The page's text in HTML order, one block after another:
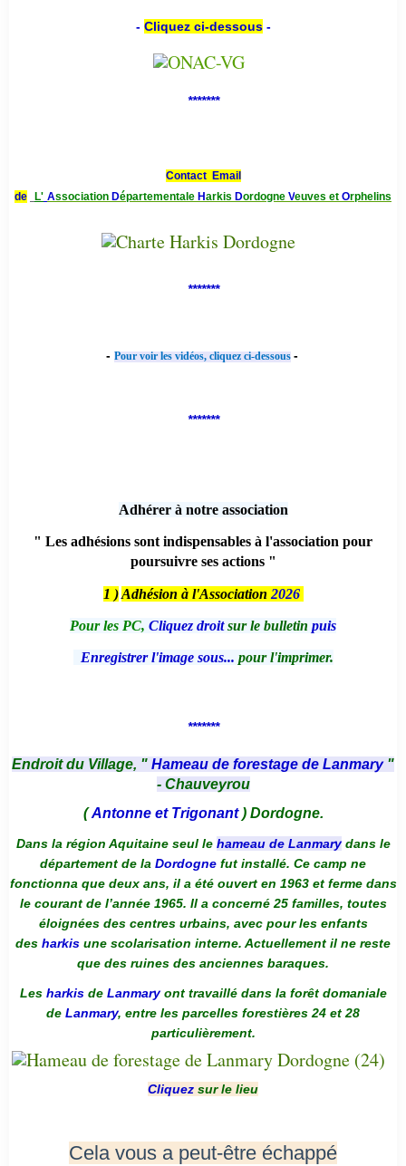
- Cliquez ci-dessous-
*******
Contact Email
de
L' Association Départementale Harkis Dordogne Veuves et Orphelins
*******
- Pour voir les vidéos, cliquez ci-dessous -
*******
Adhérer à notre association
" Les adhésions sont indispensables à l'association pour
poursuivre ses actions "
1 ) Adhésion à l'Association 2026
Pour les PC, Cliquez droitsur le bulletin puis
Enregistrer l'image sous... pour l'imprimer.
*******
Endroit du Village, " Hameau de forestage de Lanmary "
- Chauveyrou
(Antonne et Trigonant) Dordogne.
Dans la région Aquitaine seul le hameau de Lanmarydans le
département de la Dordogne fut installé. Ce camp ne
fonctionna que deux ans, il a été ouvert en 1963 et ferme dans
le courant de l’année 1965. Il a concerné 25 familles, toutes
éloignées des centres urbains, avec pour les enfants
des harkis une scolarisation interne. Actuellement il ne reste
que des ruines des anciennes baraques.
Les harkis de Lanmaryont travaillé dans la forêt domaniale
de Lanmary, entre les parcelles forestières 24 et 28
particulièrement.
Cliquez sur le lieu
Cela vous a peut-être échappé